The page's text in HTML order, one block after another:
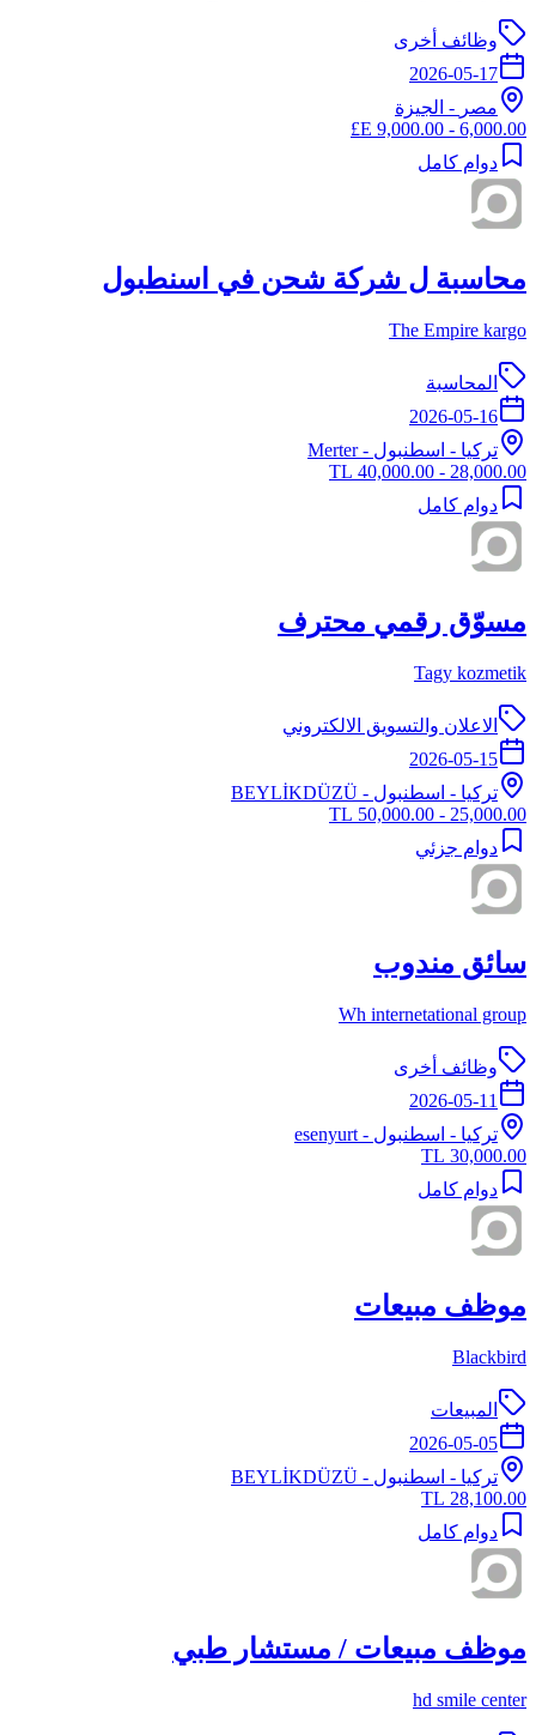
وظائف أخرى
2026-05-17
مصر - الجيزة
6,000.00 - 9,000.00 E£
دوام كامل
محاسبة ل شركة شحن في اسنطبول
The Empire kargo
المحاسبة
2026-05-16
تركيا - اسطنبول - Merter
28,000.00 - 40,000.00 TL
دوام كامل
مسوّق رقمي محترف
Tagy kozmetik
الاعلان والتسويق الالكتروني
2026-05-15
تركيا - اسطنبول - BEYLİKDÜZÜ
25,000.00 - 50,000.00 TL
دوام جزئي
سائق مندوب
Wh internetational group
وظائف أخرى
2026-05-11
تركيا - اسطنبول - esenyurt
30,000.00 TL
دوام كامل
موظف مبيعات
Blackbird
المبيعات
2026-05-05
تركيا - اسطنبول - BEYLİKDÜZÜ
28,100.00 TL
دوام كامل
موظف مبيعات / مستشار طبي
hd smile center